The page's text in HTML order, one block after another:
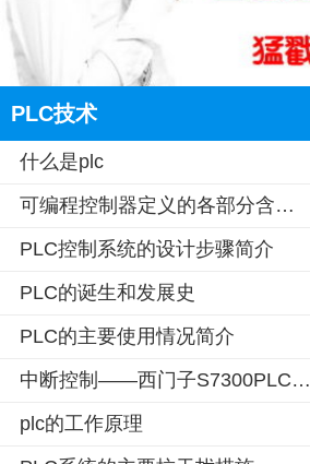
PLC技术
什么是plc
可编程控制器定义的各部分含…
PLC控制系统的设计步骤简介
PLC的诞生和发展史
PLC的主要使用情况简介
中断控制——西门子S7300PLC…
plc的工作原理